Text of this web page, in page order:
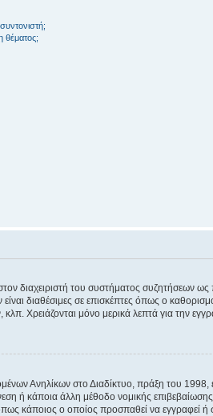
θέματος;
διαχειριστή του συστήματος
διαθέσιμες σε επισκέπτες όπως ο
Χρειάζονται μόνο μερικά λεπτά για την
Ανηλίκων στο Διαδίκτυο, πράξη του
ή κάποια άλλη μέθοδο νομικής
κάποιος ο οποίος προσπαθεί να εγγραφεί